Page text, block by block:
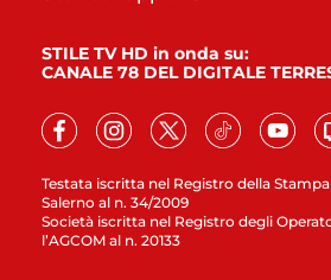
Testata iscritta nel Registro della
Salerno al n. 34/2009
Società iscritta nel Registro degli
l’AGCOM al n. 20133
STILE TV HD in onda su:
CANALE 78 DEL DIGITALE